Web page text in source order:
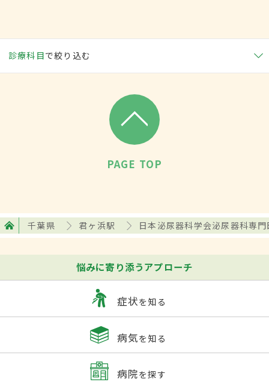
診療科目で絞り込む
PAGE TOP
千葉県 君ヶ浜駅 日本泌尿器科学会泌尿器科専門
悩みに寄り添うアプローチ
症状を知る
病気を知る
病院を探す